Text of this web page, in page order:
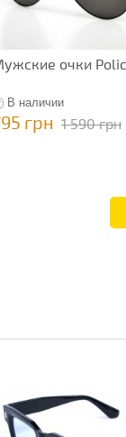
очки
В наличии
грн 1 590 грн